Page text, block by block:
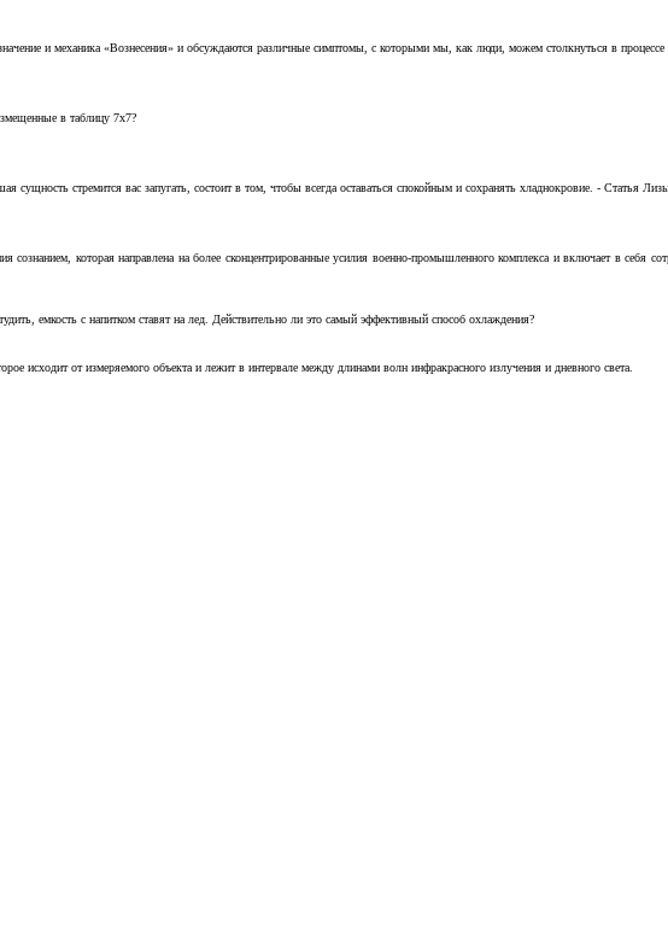
и механика «Вознесения» и обсуждаются различные симптомы, с которыми мы, как люди, можем столкнуться в
в таблицу 7х7?
сущность стремится вас запугать, состоит в том, чтобы всегда оставаться спокойным и сохранять хладнокровие. - Статья
сознанием, которая направлена на более сконцентрированные усилия военно-промышленного комплекса и включает в себя
емкость с напитком ставят на лед. Действительно ли это самый эффективный способ охлаждения?
исходит от измеряемого объекта и лежит в интервале между длинами волн инфракрасного излучения и дневного света.